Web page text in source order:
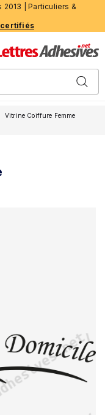
| Particuliers &
certifiés
Vitrine Coiffure Femme